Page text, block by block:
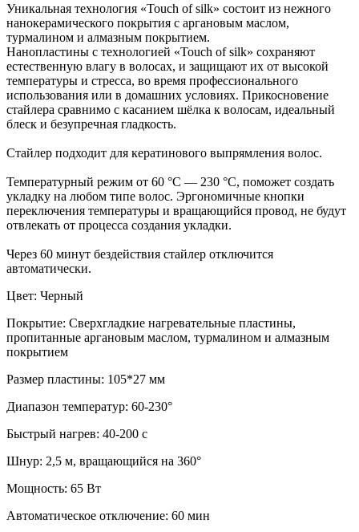
Уникальная технология «Touch of silk» состоит из нежного
нанокерамического покрытия с аргановым маслом,
турмалином и алмазным покрытием.
Нанопластины с технологией «Touch of silk» сохраняют
естественную влагу в волосах, и защищают их от высокой
температуры и стресса, во время профессионального
использования или в домашних условиях. Прикосновение
стайлера сравнимо с касанием шёлка к волосам, идеальный
блеск и безупречная гладкость.
Стайлер подходит для кератинового выпрямления волос.
Температурный режим от 60 °C — 230 °C, поможет создать
укладку на любом типе волос. Эргономичные кнопки
переключения температуры и вращающийся провод, не будут
отвлекать от процесса создания укладки.
Через 60 минут бездействия стайлер отключится
автоматически.
Цвет: Черный
Покрытие: Сверхгладкие нагревательные пластины,
пропитанные аргановым маслом, турмалином и алмазным
покрытием
Размер пластины: 105*27 мм
Диапазон температур: 60-230°
Быстрый нагрев: 40-200 с
Шнур: 2,5 м, вращающийся на 360°
Мощность: 65 Вт
Автоматическое отключение: 60 мин